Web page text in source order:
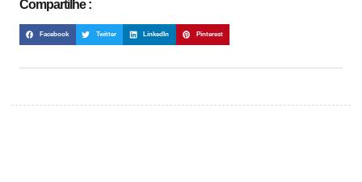
Compartilhe :
Facebook Twitter LinkedIn Pinterest